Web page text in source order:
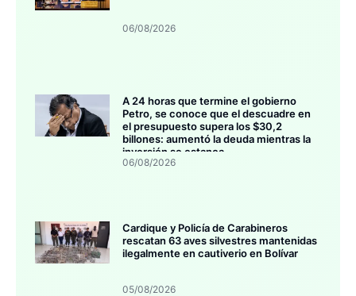
06/08/2026
A 24 horas que termine el gobierno
Petro, se conoce que el descuadre en
el presupuesto supera los $30,2
billones: aumentó la deuda mientras la
inversión se estanca
06/08/2026
Cardique y Policía de Carabineros
rescatan 63 aves silvestres mantenidas
ilegalmente en cautiverio en Bolívar
05/08/2026